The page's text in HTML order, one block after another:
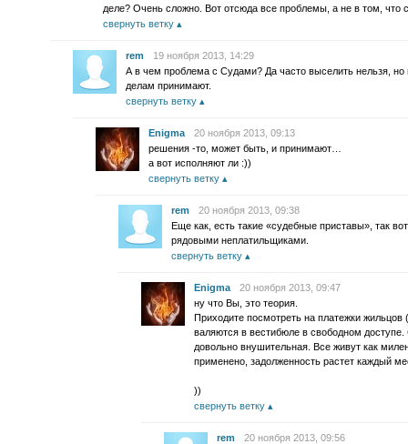
деле? Очень сложно. Вот отсюда все проблемы, а не в том, что
свернуть ветку
rem
19 ноября 2013, 14:29
А в чем проблема с Судами? Да часто выселить нельзя,
делам принимают.
свернуть ветку
Enigma
20 ноября 2013, 09:13
решения -то, может быть, и принимают…
а вот исполняют ли :))
свернуть ветку
rem
20 ноября 2013, 09:38
Еще как, есть такие «судебные приставы», так
рядовыми неплатильщиками.
свернуть ветку
Enigma
20 ноября 2013, 09:47
ну что Вы, это теория.
Приходите посмотреть на платежки
валяются в вестибюле в свободном
довольно внушительная. Все живут как
применено, задолженность растет каждый
))
свернуть ветку
rem
20 ноября 2013, 09:56